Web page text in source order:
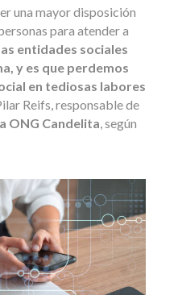
una mayor disposición
para atender a
entidades sociales
y es que perdemos
en tediosas labores
Reifs, responsable de
ONG Candelita, según